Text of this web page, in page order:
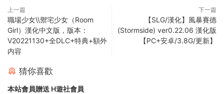
上一篇
職場少女\\禦宅少女（Room
Girl）漢化中文版，版本：
V20221130+全DLC+特典+額外
内容
下一篇
【SLG/漢化】風暴賽德
(Stormside) ver0.22.06 漢化版
【PC+安卓/3.8G/更新】
猜你喜歡
本站會員贈送 H遊社會員